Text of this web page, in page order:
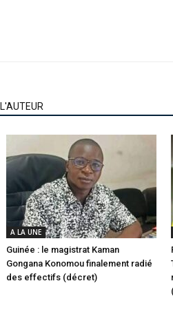
A LA UNE
Guinée : le magistrat Kaman
Gongana Konomou finalement radié
des effectifs (décret)